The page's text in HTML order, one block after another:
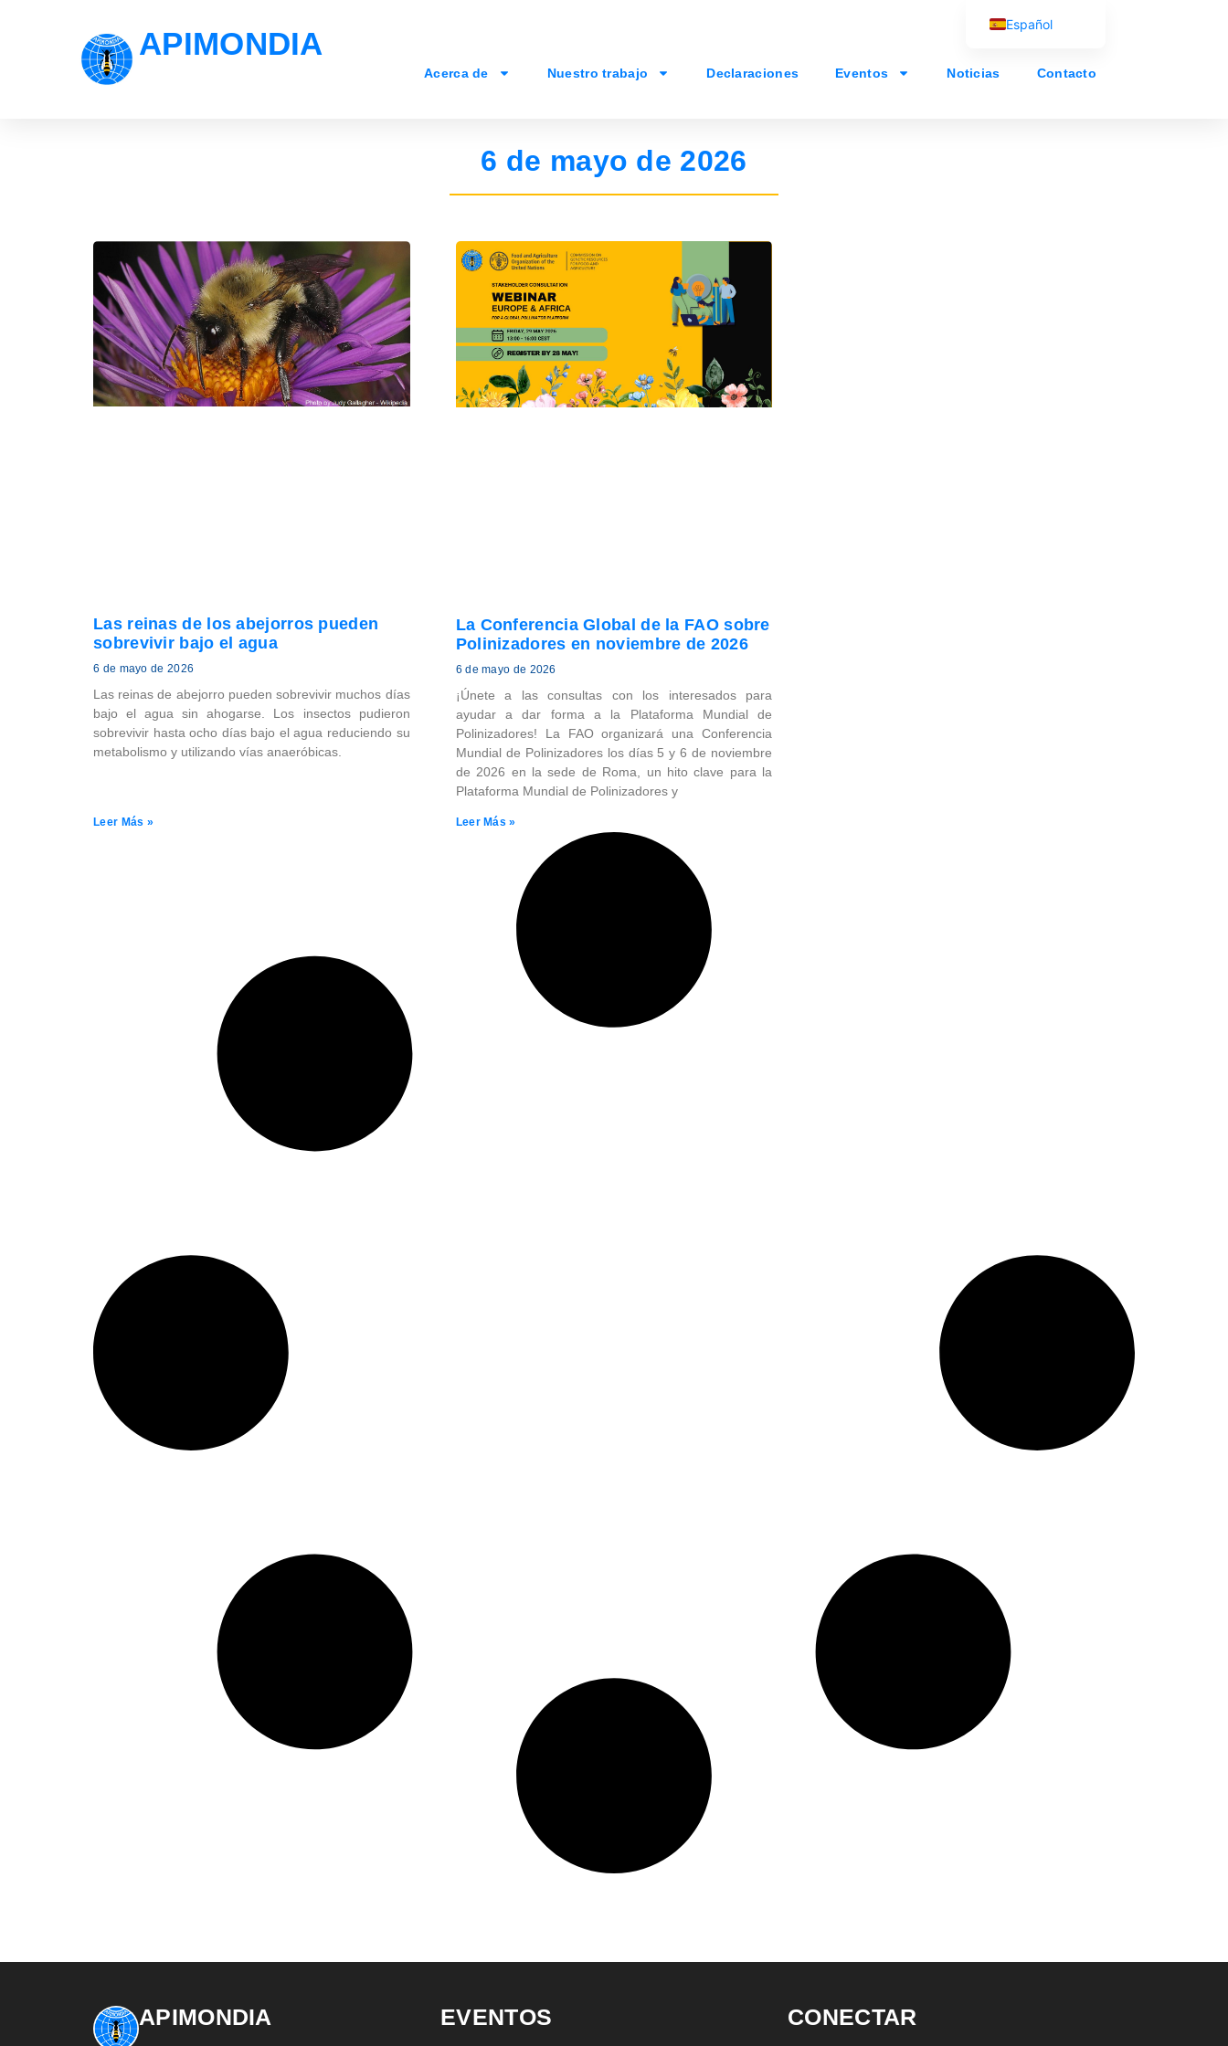
APIMONDIA
Acerca de Nuestro trabajo Declaraciones Eventos Noticias Contacto
6 de mayo de 2026
Las reinas de los abejorros pueden
sobrevivir bajo el agua
6 de mayo de 2026
Las reinas de abejorro pueden sobrevivir muchos días
bajo el agua sin ahogarse. Los insectos pudieron
sobrevivir hasta ocho días bajo el agua reduciendo su
metabolismo y utilizando vías anaeróbicas.
Leer Más »
La Conferencia Global de la FAO sobre
Polinizadores en noviembre de 2026
6 de mayo de 2026
¡Únete a las consultas con los interesados para
ayudar a dar forma a la Plataforma Mundial de
Polinizadores! La FAO organizará una Conferencia
Mundial de Polinizadores los días 5 y 6 de noviembre
de 2026 en la sede de Roma, un hito clave para la
Plataforma Mundial de Polinizadores y
Leer Más »
APIMONDIA EVENTOS CONECTAR
Español